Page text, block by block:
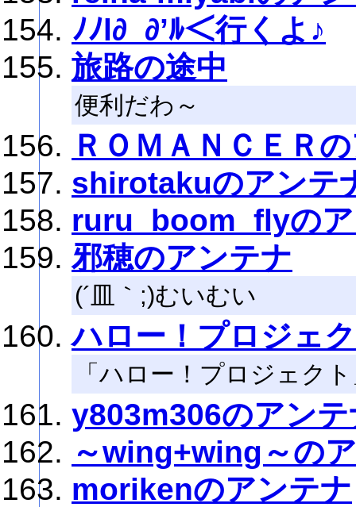
ﾉﾉl∂_∂’ﾙ＜行くよ♪
旅路の途中
便利だわ～
ＲＯＭＡＮＣＥＲ
shirotakuのアンテ
ruru_boom_flyの
邪穂のアンテナ
(´皿｀;)むいむい
ハロー！プロジ
「ハロー！プロジェク
y803m306のアンテ
～wing+wing～の
morikenのアンテナ